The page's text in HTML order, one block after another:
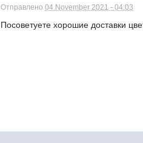
Отправлено04 November 2021 - 04:03
Посоветуете хорошие доставки